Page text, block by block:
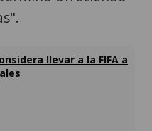
llevar a la FIFA a